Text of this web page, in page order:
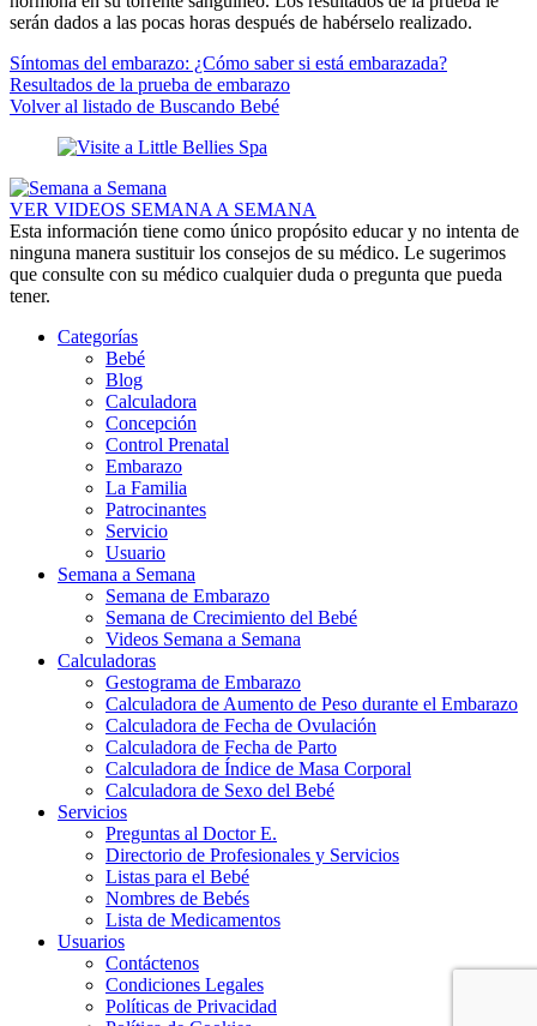
serán dados a las pocas horas después de habérselo realizado.
Síntomas del embarazo: ¿Cómo saber si está embarazada?
Resultados de la prueba de embarazo
Volver al listado de Buscando Bebé
VER VIDEOS SEMANA A SEMANA
Esta información tiene como único propósito educar y no intenta de
ninguna manera sustituir los consejos de su médico. Le sugerimos
que consulte con su médico cualquier duda o pregunta que pueda
tener.
Categorías
Bebé
Blog
Calculadora
Concepción
Control Prenatal
Embarazo
La Familia
Patrocinantes
Servicio
Usuario
Semana a Semana
Semana de Embarazo
Semana de Crecimiento del Bebé
Videos Semana a Semana
Calculadoras
Gestograma de Embarazo
Calculadora de Aumento de Peso durante el Embarazo
Calculadora de Fecha de Ovulación
Calculadora de Fecha de Parto
Calculadora de Índice de Masa Corporal
Calculadora de Sexo del Bebé
Servicios
Preguntas al Doctor E.
Directorio de Profesionales y Servicios
Listas para el Bebé
Nombres de Bebés
Lista de Medicamentos
Usuarios
Contáctenos
Condiciones Legales
Políticas de Privacidad